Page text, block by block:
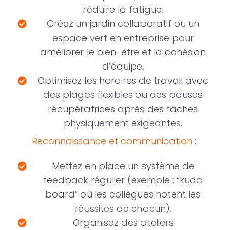
réduire la fatigue.
Créez un jardin collaboratif ou un
espace vert en entreprise pour
améliorer le bien-être et la cohésion
d’équipe.
Optimisez les horaires de travail avec
des plages flexibles ou des pauses
récupératrices après des tâches
physiquement exigeantes.
Reconnaissance et communication :
Mettez en place un système de
feedback régulier (exemple : “kudo
board” où les collègues notent les
réussites de chacun).
Organisez des ateliers